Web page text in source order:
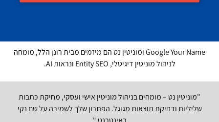
Google Your Name ומוניטין נט הם מיזמים מבית רונן הלל, מומחה
לניהול מוניטין דיגיטלי, Entity SEO ונראות AI.
"מוניטין נט – מומחים בניהול מוניטין אישי ועסקי, מחיקת כתבות
שליליות ודחיקת תוצאות מגוגל. הפתרון שלך לשמירה על שם נקי